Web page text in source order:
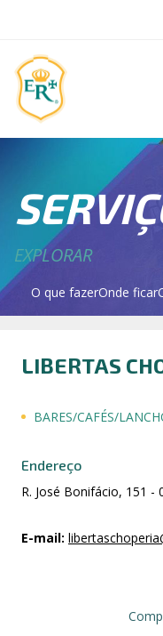
EXPLORAR
O que fazerOnde ficar
LIBERTAS
BARES/CAFÉS/
Endereço
R. José Bonifácio, 151 -
E-mail: